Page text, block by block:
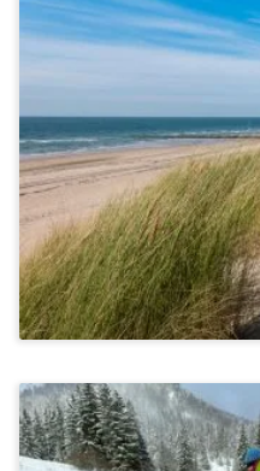
Stressbewältigung &
AchtsamZeit In
Stressbewältigung &